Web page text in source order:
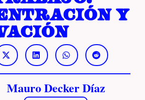
y
Mauro Decker Díaz